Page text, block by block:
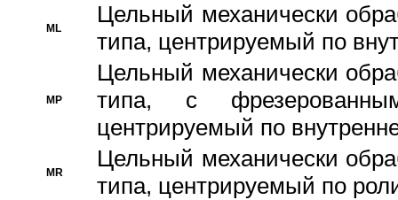
ML
Цельный механически
типа, центрируемый по
MP
Цельный механически
типа, с
центрируемый по
MR
Цельный механически
типа, центрируемый по